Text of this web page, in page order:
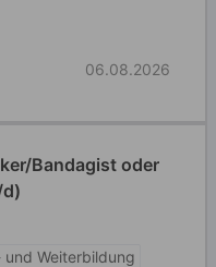
06.08.2026
Bandagist oder
und Weiterbildung